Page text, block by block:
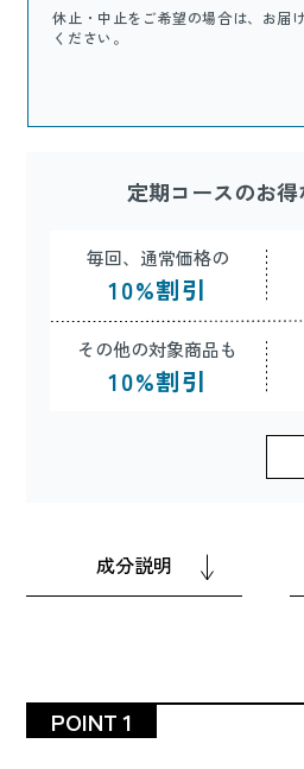
休止・中止をご希望の場合は、お届
ください。
定期コースのお
毎回、通常価格の
10%割引
その他の対象商品も
10%割引
成分説明
POINT 1